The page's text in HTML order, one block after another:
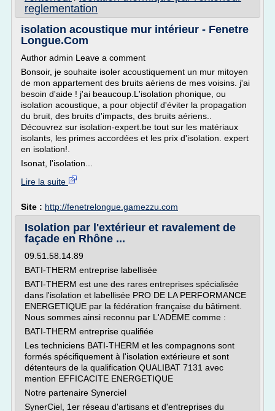
reglementation
isolation acoustique mur intérieur - Fenetre
Longue.Com
Author admin Leave a comment
Bonsoir, je souhaite isoler acoustiquement un mur mitoyen
de mon appartement des bruits aériens de mes voisins. j'ai
besoin d'aide ! j'ai beaucoup.L'isolation phonique, ou
isolation acoustique, a pour objectif d'éviter la propagation
du bruit, des bruits d'impacts, des bruits aériens..
Découvrez sur isolation-expert.be tout sur les matériaux
isolants, les primes accordées et les prix d'isolation. expert
en isolation!.
Isonat, l'isolation...
Lire la suite
Site : http://fenetrelongue.gamezzu.com
Isolation par l'extérieur et ravalement de
façade en Rhône ...
09.51.58.14.89
BATI-THERM entreprise labellisée
BATI-THERM est une des rares entreprises spécialisée
dans l'isolation et labellisée PRO DE LA PERFORMANCE
ENERGETIQUE par la fédération française du bâtiment.
Nous sommes ainsi reconnu par L'ADEME comme :
BATI-THERM entreprise qualifiée
Les techniciens BATI-THERM et les compagnons sont
formés spécifiquement à l'isolation extérieure et sont
détenteurs de la qualification QUALIBAT 7131 avec
mention EFFICACITE ENERGETIQUE
Notre partenaire Synerciel
SynerCiel, 1er réseau d'artisans et d'entreprises du